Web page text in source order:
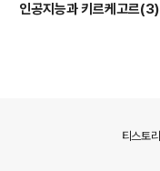
인공지능과 키르케고르(3)
티스토리